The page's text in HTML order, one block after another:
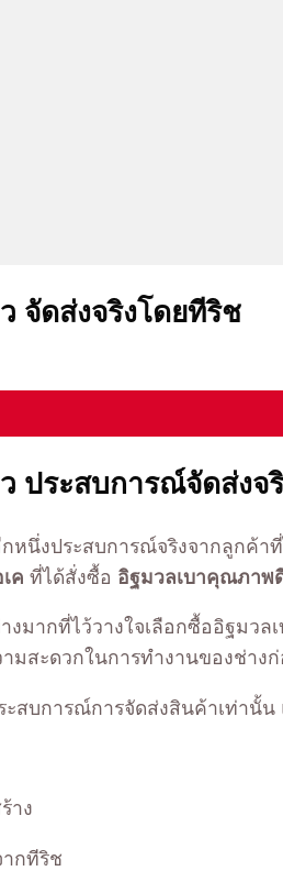
จัดส่งจริงโดยทีริช
ประสบการณ์จัดส่งจ
หนึ่งประสบการณ์จริงจากลูกค้าที่
ค ที่ได้สั่งซื้อ อิฐมวลเบาคุณภาพ
ากที่ไว้วางใจเลือกซื้ออิฐมวล
มสะดวกในการทำงานของช่างก่
ะสบการณ์การจัดส่งสินค้าเท่านั้
าง
กทีริช